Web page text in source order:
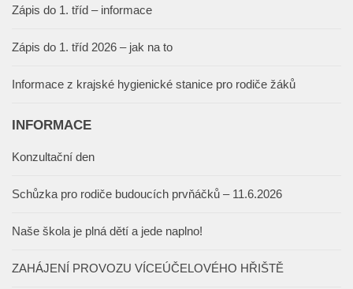
Zápis do 1. tříd – informace
Zápis do 1. tříd 2026 – jak na to
Informace z krajské hygienické stanice pro rodiče žáků
INFORMACE
Konzultační den
Schůzka pro rodiče budoucích prvňáčků – 11.6.2026
Naše škola je plná dětí a jede naplno!
ZAHÁJENÍ PROVOZU VÍCEÚČELOVÉHO HŘIŠTĚ